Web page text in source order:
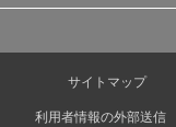
サイトマップ
利用者情報の外部送信